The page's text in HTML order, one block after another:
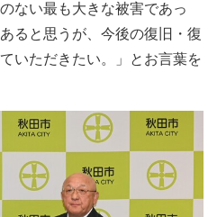
ない最も大きな被害であっ
ると思うが、今後の復旧・復
いただきたい。」とお言葉を